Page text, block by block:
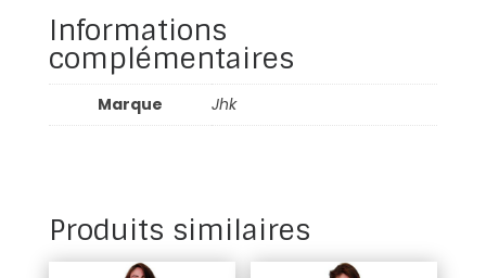
Informations
complémentaires
Marque Jhk
Produits similaires